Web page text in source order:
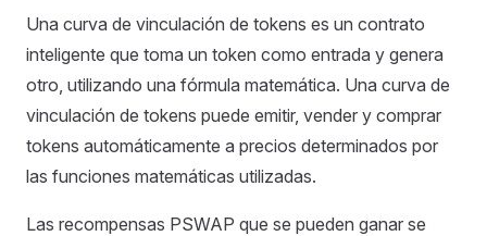
Una curva de vinculación de tokens es un contrato
inteligente que toma un token como entrada y genera
otro, utilizando una fórmula matemática. Una curva de
vinculación de tokens puede emitir, vender y comprar
tokens automáticamente a precios determinados por
las funciones matemáticas utilizadas.
Las recompensas PSWAP que se pueden ganar se